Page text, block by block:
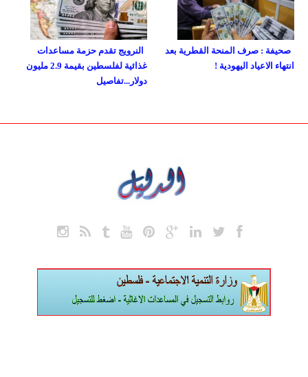
النرويج تقدم حزمة مساعدات
غذائية لفلسطين بقيمة 2.9 مليون
دولار...تفاصيل
صحيفة : صرف المنحة القطرية بعد
انتهاء الاعياد اليهودية !